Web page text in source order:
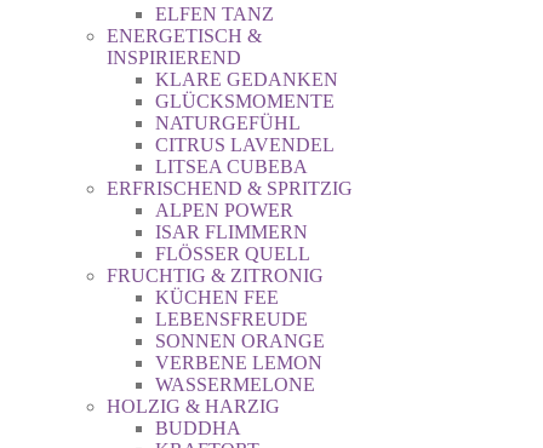
ELFEN TANZ
ENERGETISCH &
INSPIRIEREND
KLARE GEDANKEN
GLÜCKSMOMENTE
NATURGEFÜHL
CITRUS LAVENDEL
LITSEA CUBEBA
ERFRISCHEND & SPRITZIG
ALPEN POWER
ISAR FLIMMERN
FLÖSSER QUELL
FRUCHTIG & ZITRONIG
KÜCHEN FEE
LEBENSFREUDE
SONNEN ORANGE
VERBENE LEMON
WASSERMELONE
HOLZIG & HARZIG
BUDDHA